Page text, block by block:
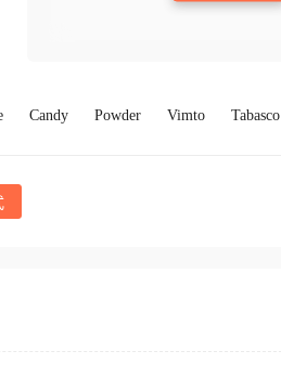
Candy Powder Vimto Tabasco